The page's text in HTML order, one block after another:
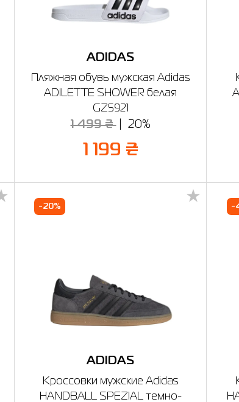
ADIDAS
Пляжная обувь мужская Adidas
ADILETTE SHOWER белая
GZ5921
1 499 ₴ 20%
1 199 ₴
-20%
ADIDAS
Кроссовки мужские Adidas
HANDBALL SPEZIAL темно-
-